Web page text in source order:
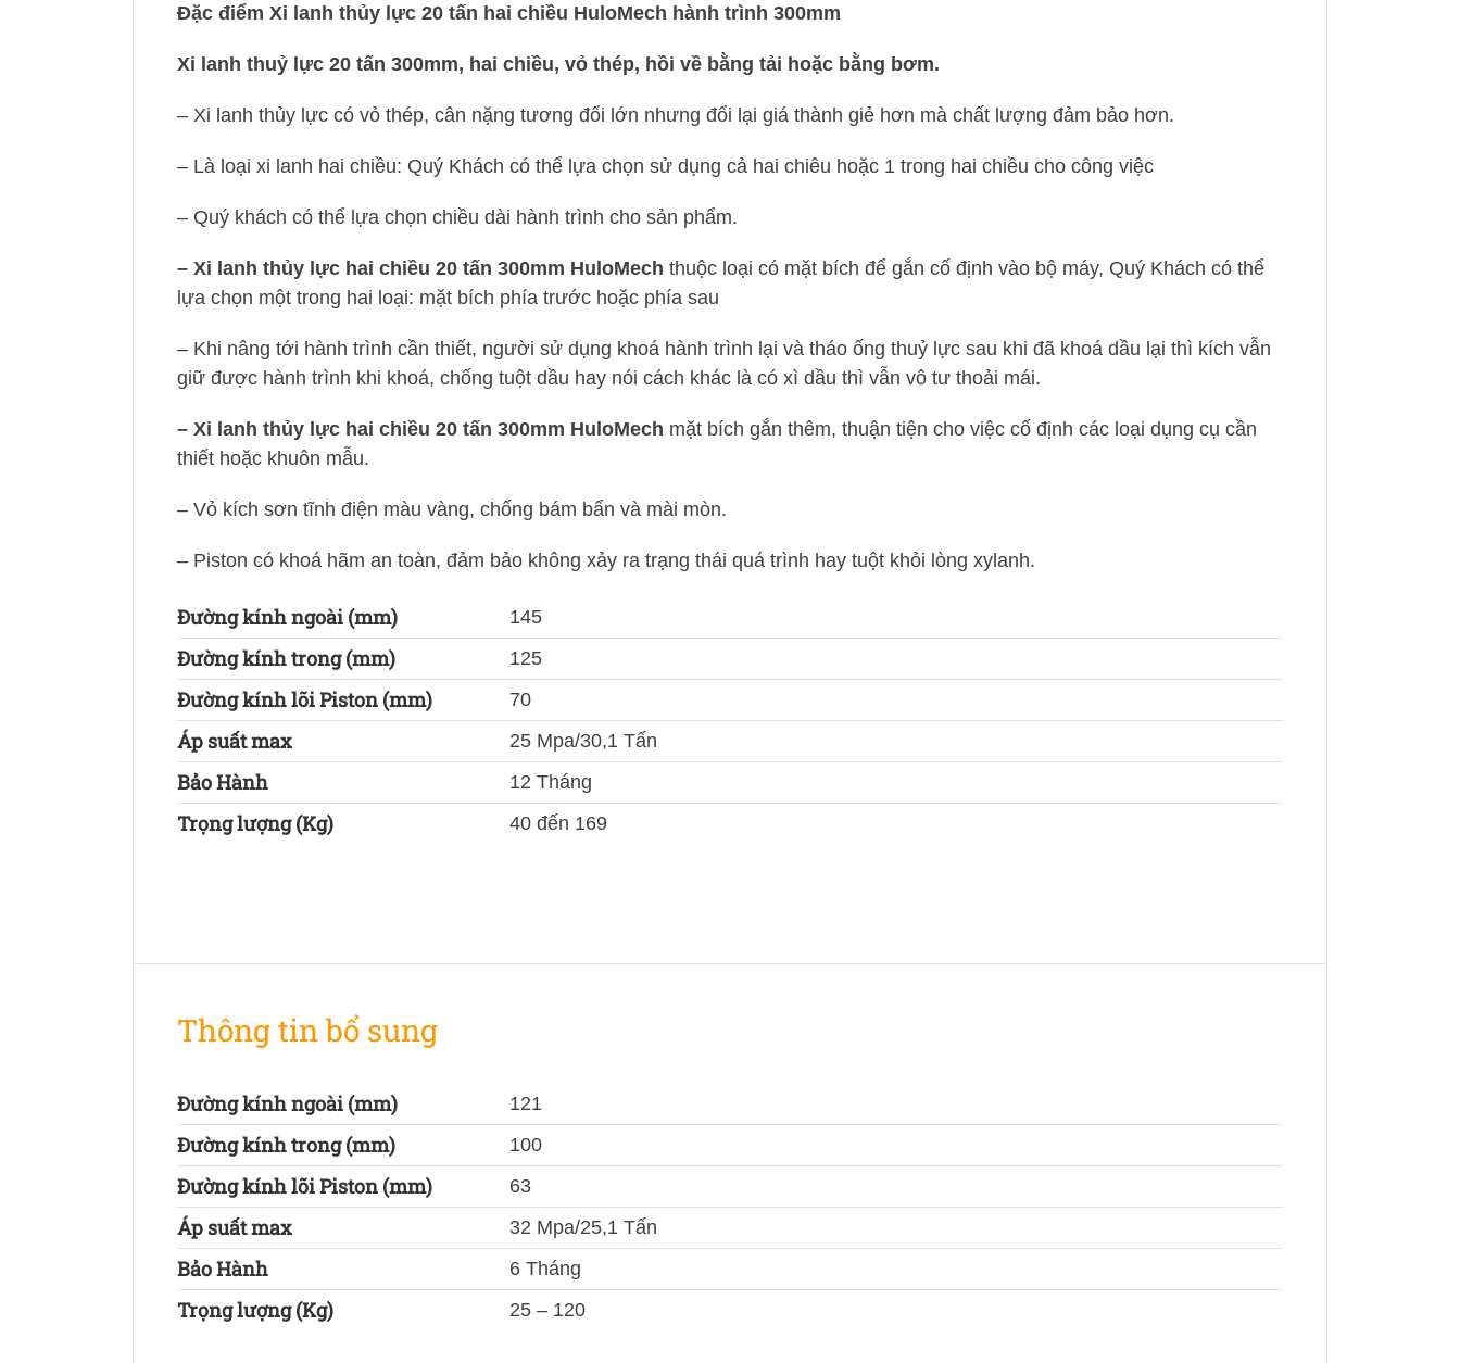
Đặc điểm Xi lanh thủy lực 20 tấn hai chiều HuloMech hành trình 300mm
Xi lanh thuỷ lực 20 tấn 300mm, hai chiều, vỏ thép, hồi về bằng tải hoặc bằng bơm.
– Xi lanh thủy lực có vỏ thép, cân nặng tương đối lớn nhưng đổi lại giá thành giẻ hơn mà chất lượng đảm bảo hơn.
– Là loại xi lanh hai chiều: Quý Khách có thể lựa chọn sử dụng cả hai chiêu hoặc 1 trong hai chiều cho công việc
– Quý khách có thể lựa chọn chiều dài hành trình cho sản phẩm.
– Xi lanh thủy lực hai chiều 20 tấn 300mm HuloMech thuộc loại có mặt bích để gắn cố định vào bộ máy, Quý Khách có thể
lựa chọn một trong hai loại: mặt bích phía trước hoặc phía sau
– Khi nâng tới hành trình cần thiết, người sử dụng khoá hành trình lại và tháo ống thuỷ lực sau khi đã khoá dầu lại thì kích vẫn
giữ được hành trình khi khoá, chống tuột dầu hay nói cách khác là có xì dầu thì vẫn vô tư thoải mái.
– Xi lanh thủy lực hai chiều 20 tấn 300mm HuloMech mặt bích gắn thêm, thuận tiện cho việc cố định các loại dụng cụ cần
thiết hoặc khuôn mẫu.
– Vỏ kích sơn tĩnh điện màu vàng, chống bám bẩn và mài mòn.
– Piston có khoá hãm an toàn, đảm bảo không xảy ra trạng thái quá trình hay tuột khỏi lòng xylanh.
Đường kính ngoài (mm) 145
Đường kính trong (mm) 125
Đường kính lõi Piston (mm) 70
Áp suất max 25 Mpa/30,1 Tấn
Bảo Hành 12 Tháng
Trọng lượng (Kg) 40 đến 169
Thông tin bổ sung
Đường kính ngoài (mm) 121
Đường kính trong (mm) 100
Đường kính lõi Piston (mm) 63
Áp suất max 32 Mpa/25,1 Tấn
Bảo Hành 6 Tháng
Trọng lượng (Kg) 25 – 120